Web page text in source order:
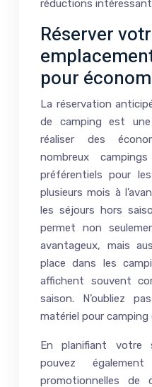
réductions
Réserver
pour
La réservation
de camping est
réaliser des
nombreux
préférentiels pour
plusieurs mois à
les séjours hors
permet non
avantageux, mais
place dans les
affichent souvent
saison. N’oubliez
matériel pour
En planifiant votre
pouvez
promotionnelles de